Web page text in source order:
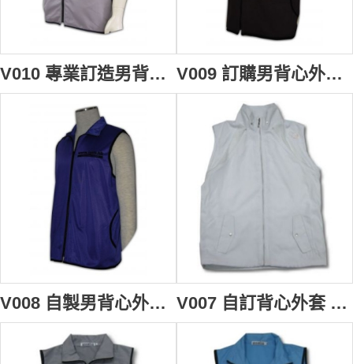
V010 專業訂造男背心褸 訂購團體職業背心外套 diy vest cooling vest 背心男 背心批發商 V009 訂購男背心外套 safety vest 訂製黑色背心褸制服 自訂團體制服專門店
V008 自製男背心外套 waistcoat design down vest 訂購推廣背心褸 設計廣告背心製造商 V007 自訂背心外套 男背心褸 英文 waistcoat design 訂購團體淨色背心褸 背心批發商